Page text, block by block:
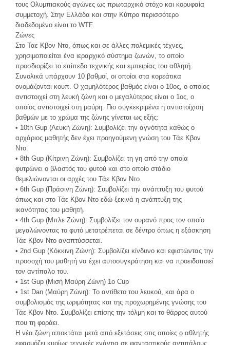
τους Ολυμπιακούς αγώνες ως πρωταρχικό στόχο και κορυφαία
συμμετοχή. Στην Ελλάδα και στην Κύπρο περισσότερο
διαδεδομένο είναι το WTF.
Ζώνες
Στο Ταε Κβον Ντο, όπως και σε άλλες πολεμικές τέχνες,
χρησιμοποιείται ένα ιεραρχικό σύστημα ζωνών, το οποίο
προσδιορίζει το επίπεδο τεχνικής και εμπειρίας του αθλητή.
Συνολικά υπάρχουν 10 βαθμοί, οι οποίοι στα κορεάτικα
ονομάζονται κουπ. Ο χαμηλότερος βαθμός είναι ο 10ος, ο οποίος
αντιστοιχεί στη λευκή ζώνη και ο μεγαλύτερος είναι ο 1ος, ο
οποίος αντιστοιχεί στη μαύρη. Πιο συγκεκριμένα η αντιστοίχιση
βαθμών με το χρώμα της ζώνης γίνεται ως εξής:
• 10th Gup (Λευκή Ζώνη): Συμβολίζει την αγνότητα καθώς ο
αρχάριος μαθητής δεν έχει προηγούμενη γνώση του Τάε Κβον
Ντο.
• 8th Gup (Κίτρινη Ζώνη): Συμβολίζει τη γη από την οποία
φυτρώνει ο βλαστός του φυτού και στο οποίο στάδιο
θεμελιώνονται οι αρχές του Τάε Κβον Ντο.
• 6th Gup (Πράσινη Zώνη): Συμβολίζει την ανάπτυξη του φυτού
όπως και στο Τάε Κβον Ντο εδώ ξεκινά η ανάπτυξη της
ικανότητας του μαθητή.
• 4th Gup (Μπλε Zώνη): Συμβολίζει τον ουρανό προς τον οποίο
μεγαλώνοντας το φυτό μετατρέπεται σε δέντρο όπως η εξάσκηση
Τάε Κβον Ντο αναπτύσσεται.
• 2nd Gup (Κόκκινη Zώνη): Συμβολίζει κίνδυνο και εφιστώντας την
προσοχή του μαθητή να έχει αυτοσυγκράτηση και να προειδοποιεί
τον αντίπαλο του.
• 1st Gup (Μισή Μαύρη Zώνη) 1ο Cup
• 1st Dan (Μαύρη Zώνη): Το αντίθετο του λευκού, και άρα ο
συμβολισμός της ωριμότητας και της προχωρημένης γνώσης του
Τάε Κβον Ντο. Συμβολίζει επίσης την τόλμη και το θάρρος αυτού
που τη φοράει.
Η νέα ζώνη αποκτάται μετά από εξετάσεις στις οποίες ο αθλητής
εφαρμόζει κυρίως τεχνικές ενάντια σε φανταστικούς αντιπάλους